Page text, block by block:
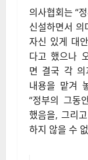
자신 있게 대
다고 했으나
면 결국 각 의
내용을 맡겨
“정부의 그동
했음을, 그리
하지 않을 수